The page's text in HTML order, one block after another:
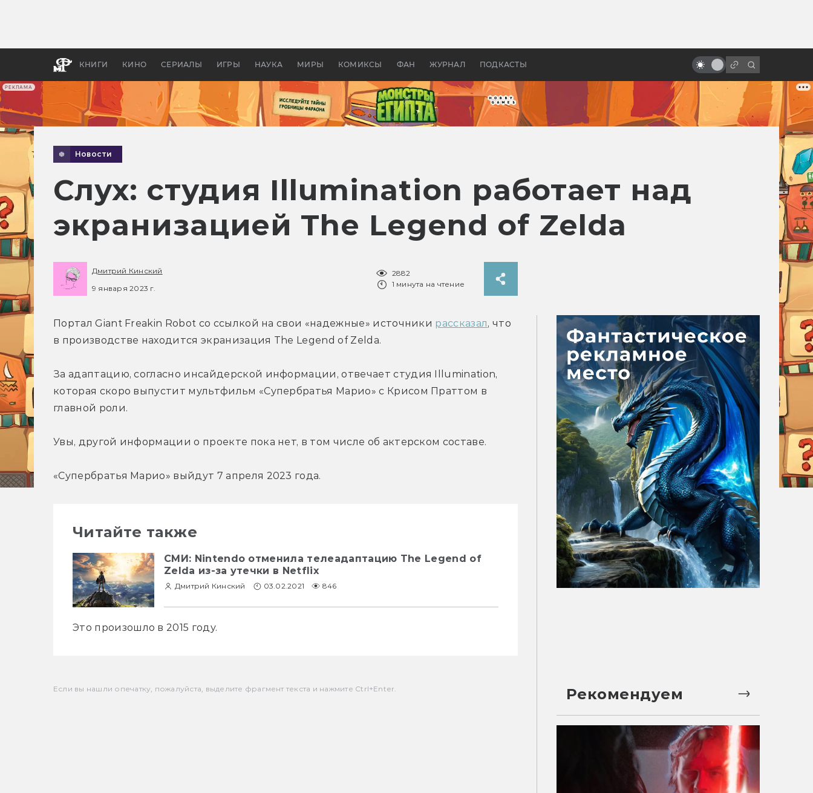
РЕКЛАМА
КНИГИ КИНО СЕРИАЛЫ ИГРЫ НАУКА МИРЫ КОМИКСЫ ФАН ЖУРНАЛ ПОДКАСТЫ
апокалипсис, в России —
бы «Властелина колец»
спустя двадцать лет?
Новости
Слух: студия Illumination работает над
экранизацией The Legend of Zelda
Дмитрий Кинский
9 января 2023 г.
2882
1 минута на чтение
Портал Giant Freakin Robot со ссылкой на свои «надежные» источники рассказал, что
в производстве находится экранизация The Legend of Zelda.
За адаптацию, согласно инсайдерской информации, отвечает студия Illumination,
которая скоро выпустит мультфильм «Супербратья Марио» с Крисом Праттом в
главной роли.
Увы, другой информации о проекте пока нет, в том числе об актерском составе.
«Супербратья Марио» выйдут 7 апреля 2023 года.
Читайте также
СМИ: Nintendo отменила телеадаптацию The Legend of
Zelda из-за утечки в Netflix
Дмитрий Кинский 03.02.2021 846
Это произошло в 2015 году.
Если вы нашли опечатку, пожалуйста, выделите фрагмент текста и нажмите Ctrl+Enter. Рекомендуем